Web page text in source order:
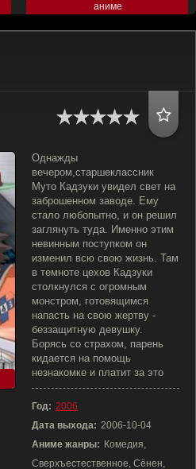
аниме
Однажды
вечером,старшеклассник
Муто Кадзуки увидел свет на
заброшенном заводе. Ему
стало любопытно, и он решил
заглянуть туда. Именно этим
невинным поступком он
изменил всю свою жизнь. Там
в темноте цехов Кадзуки
столкнулся с огромным
монстром, готовящимся
напасть на свою жертву -
беззащитную девушку.
Борясь со страхом, парень
кидается на помощь
незнакомке и платит за это
Год: 2006
Дата выхода: 2006-10-04
Аниме жанры: Комедия,
Сверхъестественное, Сёнен,